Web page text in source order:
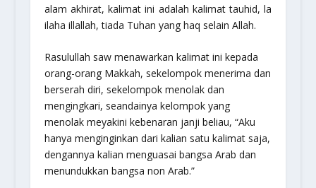
alam akhirat, kalimat ini adalah kalimat tauhid,la
ilaha illallah, tiada Tuhan yang haq selain Allah.
Rasulullah saw menawarkan kalimat ini kepada
orang-orang Makkah, sekelompok menerima dan
berserah diri, sekelompok menolak dan
mengingkari, seandainya kelompok yang
menolak meyakini kebenaran janji beliau, “Aku
hanya menginginkan dari kalian satu kalimat saja,
dengannya kalian menguasai bangsa Arab dan
menundukkan bangsa non Arab.”